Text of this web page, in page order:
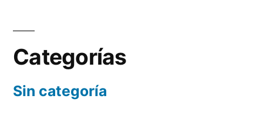
Categorías
Sin categoría